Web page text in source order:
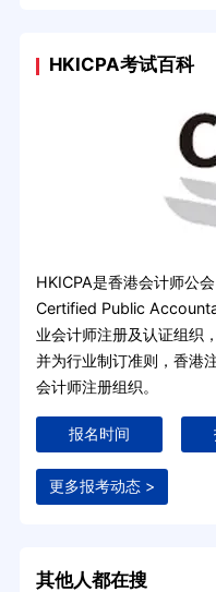
HKICPA考试百科
HKICPA是香港会计师公
Certified Public
业会计师注册及认证组织
并为行业制订准则，香港
会计师注册组织。
报名时间
更多报考动态 >
其他人都在搜